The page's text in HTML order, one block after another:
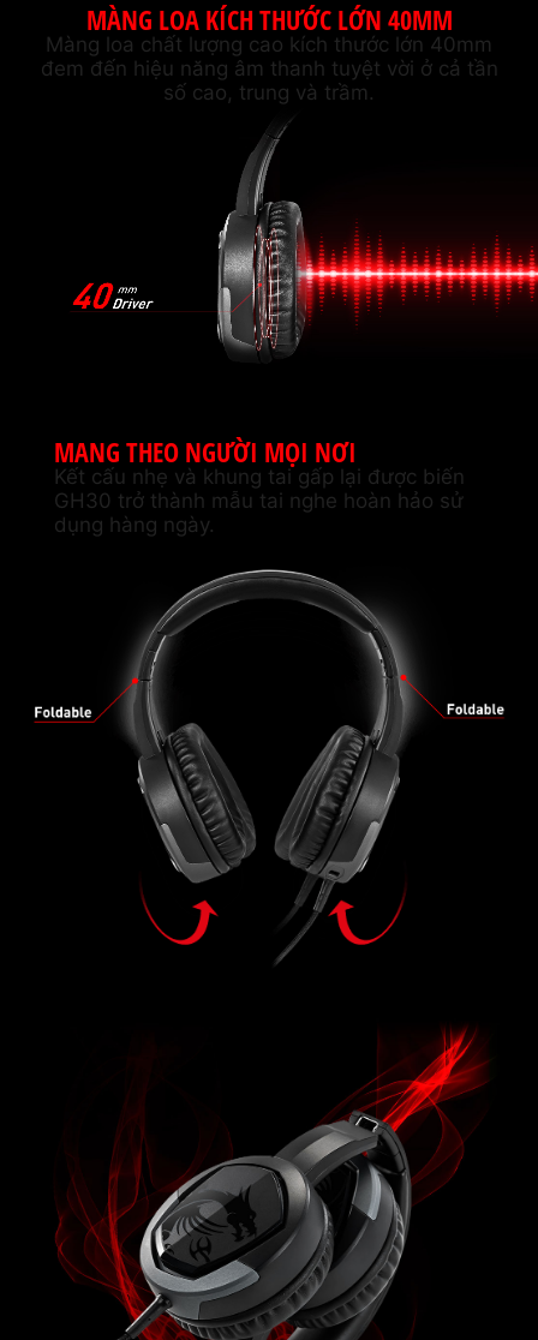
MÀNG LOA KÍCH THƯỚC LỚN 40MM
Màng loa chất lượng cao kích thước lớn 40mm
đem đến hiệu năng âm thanh tuyệt vời ở cả tần
số cao, trung và trầm.
MANG THEO NGƯỜI MỌI NƠI
Kết cấu nhẹ và khung tai gấp lại được biến
GH30 trở thành mẫu tai nghe hoàn hảo sử
dụng hàng ngày.